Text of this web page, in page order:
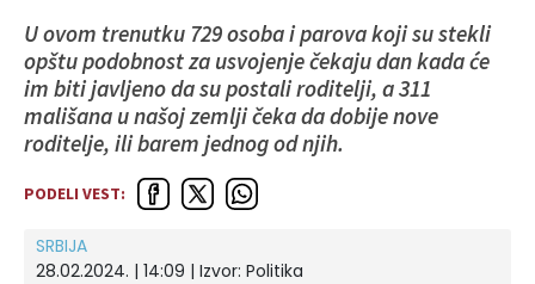
U ovom trenutku 729 osoba i parova koji su stekli
opštu podobnost za usvojenje čekaju dan kada će
im biti javljeno da su postali roditelji, a 311
mališana u našoj zemlji čeka da dobije nove
roditelje, ili barem jednog od njih.
PODELI VEST:
SRBIJA
28.02.2024. | 14:09 | Izvor: Politika